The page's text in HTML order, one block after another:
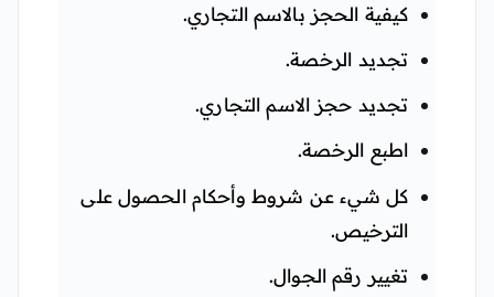
كيفية الحجز بالاسم التجاري.
تجديد الرخصة.
تجديد حجز الاسم التجاري.
اطبع الرخصة.
كل شيء عن شروط وأحكام الحصول على
الترخيص.
تغيير رقم الجوال.